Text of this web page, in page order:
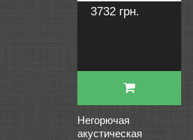
3732 грн.
Негорючая
акустическая